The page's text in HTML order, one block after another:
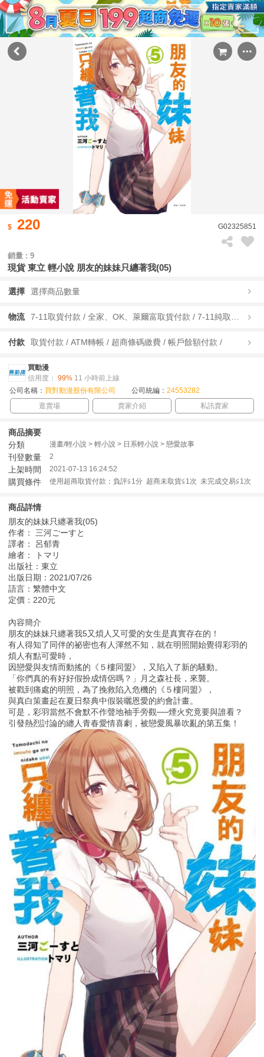
220 G02325851
銷量 : 9
現貨 東立 輕小說 朋友的妹妹只纏著我(05)
選擇 選擇商品數量
物流
付款 取貨付款 / ATM轉帳 / 超商條碼繳費 / 帳戶餘額付款 /
買動漫
信用度： 99% 11 小時前上線
公司名稱： 買對動漫股份有限公司 公司統編： 24553282
逛賣場
賣家介紹 私訊賣家
商品摘要
分類
漫畫/輕小說 > 輕小說 > 日系輕小說 > 戀愛故事
刊登數量 2
上架時間 2021-07-13 16:24:52
購買條件 使用超商取貨付款：負評≦1分 超商未取貨≦1次 未完成交易≦1次
商品詳情
朋友的妹妹只纏著我(05)
作者： 三河ごーすと
譯者： 呂郁青
繪者： トマリ
出版社：東立
出版日期：2021/07/26
語言：繁體中文
定價：220元
內容簡介
朋友的妹妹只纏著我5又煩人又可愛的女生是真實存在的！
有人得知了同伴的祕密也有人渾然不知，就在明照開始覺得彩羽的
煩人有點可愛時，
因戀愛與友情而動搖的《５樓同盟》，又陷入了新的騷動。
「你們真的有好好假扮成情侶嗎？」月之森社長，來襲。
被戳到痛處的明照，為了挽救陷入危機的《５樓同盟》，
與真白策畫起在夏日祭典中假裝曬恩愛的約會計畫。
可是，彩羽當然不會默不作聲地袖手旁觀──煙火究竟要與誰看？
引發熱烈討論的纏人青春愛情喜劇，被戀愛風暴吹亂的第五集！